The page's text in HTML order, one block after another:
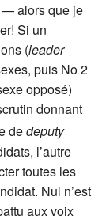
— alors que je
Si un
(leader
puis No 2
opposé)
donnant
dedeputy
l’autre
toutes les
Nul n’est
aux voix